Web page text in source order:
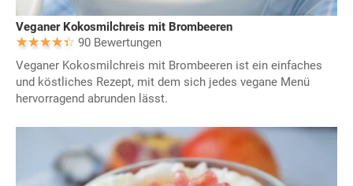
Veganer Kokosmilchreis mit Brombeeren
90 Bewertungen
Veganer Kokosmilchreis mit Brombeeren ist ein einfaches
und köstliches Rezept, mit dem sich jedes vegane Menü
hervorragend abrunden lässt.